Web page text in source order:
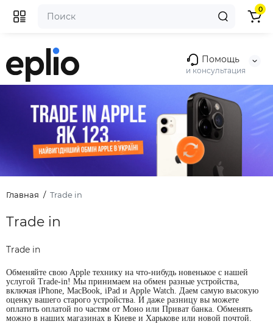
Помощь
и консультация
0
Главная Trade in
Trade in
Trade in
Обменяйте свою Apple технику на что-нибудь новенькое с нашей
услугой Trade-in! Мы принимаем на обмен разные устройства,
включая iPhone, MacBook, iPad и Apple Watch. Даем самую высокую
оценку вашего старого устройства. И даже разницу вы можете
оплатить оплатой по частям от Моно или Приват банка. Обменять
можно в наших магазинах в Киеве и Харькове или новой почтой.